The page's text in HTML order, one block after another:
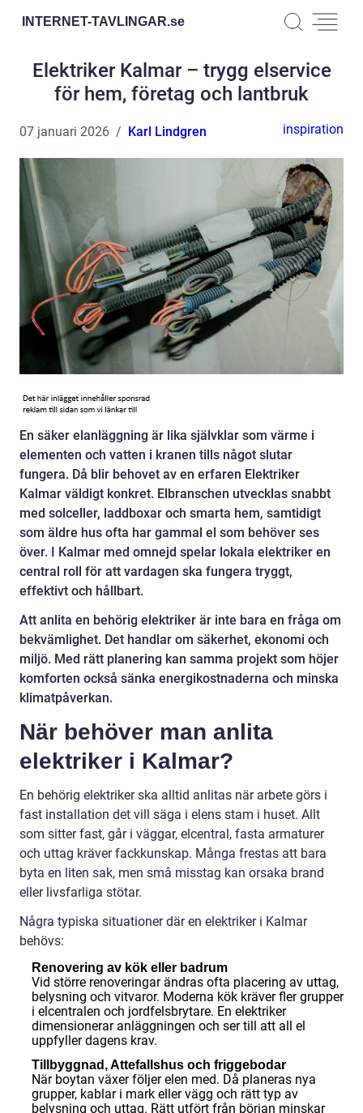
INTERNET-TAVLINGAR.se
Elektriker Kalmar – trygg elservice
för hem, företag och lantbruk
07 januari 2026 Karl Lindgren inspiration
En säker elanläggning är lika självklar som värme i
elementen och vatten i kranen tills något slutar
fungera. Då blir behovet av en erfaren Elektriker
Kalmar väldigt konkret. Elbranschen utvecklas snabbt
med solceller, laddboxar och smarta hem, samtidigt
som äldre hus ofta har gammal el som behöver ses
över. I Kalmar med omnejd spelar lokala elektriker en
central roll för att vardagen ska fungera tryggt,
effektivt och hållbart.
Att anlita en behörig elektriker är inte bara en fråga om
bekvämlighet. Det handlar om säkerhet, ekonomi och
miljö. Med rätt planering kan samma projekt som höjer
komforten också sänka energikostnaderna och minska
klimatpåverkan.
När behöver man anlita
elektriker i Kalmar?
En behörig elektriker ska alltid anlitas när arbete görs i
fast installation det vill säga i elens stam i huset. Allt
som sitter fast, går i väggar, elcentral, fasta armaturer
och uttag kräver fackkunskap. Många frestas att bara
byta en liten sak, men små misstag kan orsaka brand
eller livsfarliga stötar.
Några typiska situationer där en elektriker i Kalmar
behövs:
Renovering av kök eller badrum
Vid större renoveringar ändras ofta placering av uttag,
belysning och vitvaror. Moderna kök kräver fler grupper
i elcentralen och jordfelsbrytare. En elektriker
dimensionerar anläggningen och ser till att all el
uppfyller dagens krav.
Tillbyggnad, Attefallshus och friggebodar
När boytan växer följer elen med. Då planeras nya
grupper, kablar i mark eller vägg och rätt typ av
belysning och uttag. Rätt utfört från början minskar